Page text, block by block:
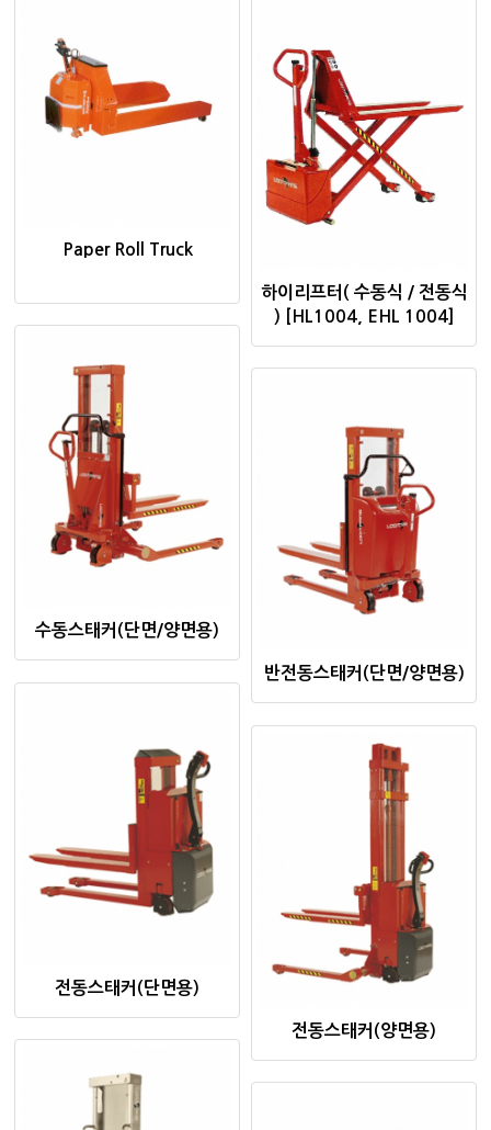
Paper Roll Truck
하이리프터( 수동식 / 전동식
) [HL1004, EHL 1004]
수동스태커(단면/양면용)
반전동스태커(단면/양면용)
전동스태커(단면용)
전동스태커(양면용)